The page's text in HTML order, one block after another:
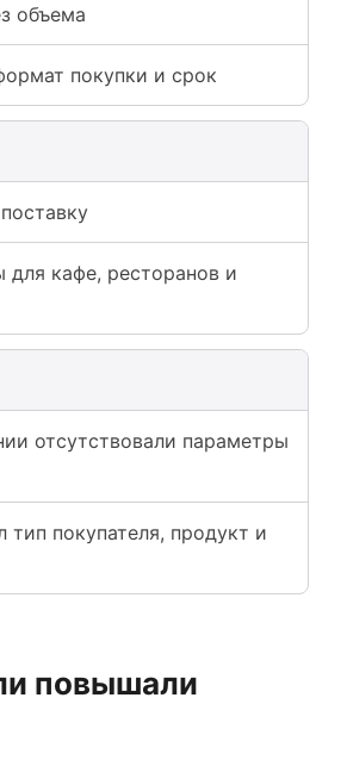
объема
покупки и срок
для кафе, ресторанов и
отсутствовали параметры
тип покупателя, продукт и
повышали